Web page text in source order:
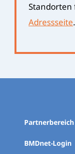
Standorten
Adressseite.
Partnerbereich
BMDnet-Login